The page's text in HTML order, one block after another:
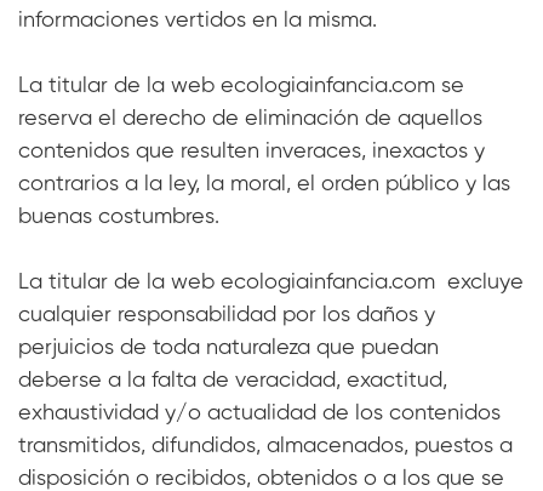
informaciones vertidos en la misma.
La titular de la web ecologiainfancia.com se
reserva el derecho de eliminación de aquellos
contenidos que resulten inveraces, inexactos y
contrarios a la ley, la moral, el orden público y las
buenas costumbres.
La titular de la web ecologiainfancia.com excluye
cualquier responsabilidad por los daños y
perjuicios de toda naturaleza que puedan
deberse a la falta de veracidad, exactitud,
exhaustividad y/o actualidad de los contenidos
transmitidos, difundidos, almacenados, puestos a
disposición o recibidos, obtenidos o a los que se